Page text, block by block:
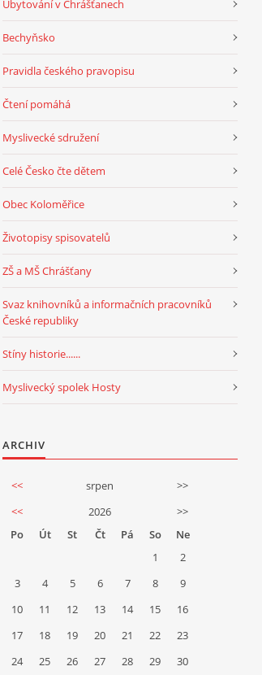
Ubytování v Chrášťanech
Bechyňsko
Pravidla českého pravopisu
Čtení pomáhá
Myslivecké sdružení
Celé Česko čte dětem
Obec Koloměřice
Životopisy spisovatelů
ZŠ a MŠ Chrášťany
Svaz knihovníků a informačních pracovníků
České republiky
Stíny historie......
Myslivecký spolek Hosty
ARCHIV
<< srpen
>>
<<
2026
>>
Po
Út St Čt Pá So
Ne
1
2
3
4 5 6 7 8
9
10
11 12 13 14 15
16
17
18 19 20 21 22
23
24
25 26 27 28 29 30